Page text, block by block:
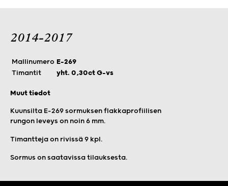
2014-2017
Mallinumero E-269
Timantit
yht. 0,30ct G-vs
Muut tiedot
Kuunsilta E-269 sormuksen flakkaprofiilisen
rungon leveys on noin 6 mm.
Timantteja on rivissä 9 kpl.
Sormus on saatavissa tilauksesta.